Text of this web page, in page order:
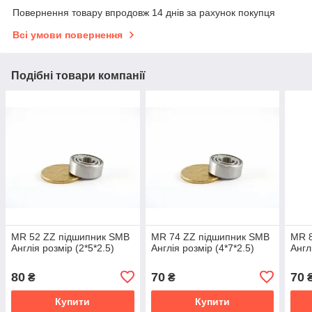
Повернення товару впродовж 14 днів за рахунок покупця
Всі умови повернення
Подібні товари компанії
MR 52 ZZ підшипник SMB
Англія розмір (2*5*2.5)
80 ₴
Купити
MR 74 ZZ підшипник SMB
Англія розмір (4*7*2.5)
70₴
Купити
MR
70